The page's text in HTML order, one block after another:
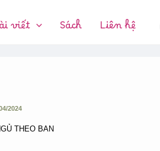
viết Sách Liên hệ
2024
THEO BAN